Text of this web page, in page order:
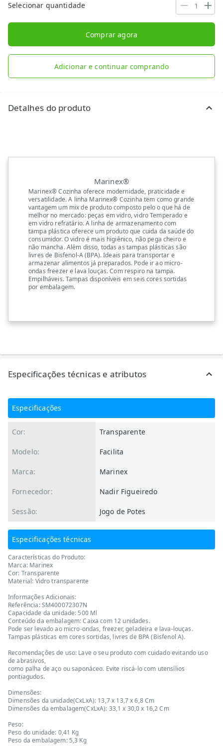
Selecionar quantidade
Comprar agora
Adicionar e continuar comprando
Detalhes do produto
Marinex®
Marinex® Cozinha oferece modernidade, praticidade e
versatilidade. A linha Marinex® Cozinha tem como grande
vantagem um mix de produto composto pelo o que há de
melhor no mercado: peças em vidro, vidro Temperado e
em vidro refratário. A linha de armazenamento com
tampa plástica oferece um produto que cuida da saúde do
consumidor. O vidro é mais higiênico, não pega cheiro e
não mancha. Além disso, todas as tampas plásticas são
livres de Bisfenol-A (BPA). Ideais para transportar e
armazenar alimentos já preparados. Pode ir ao micro-
ondas freezer e lava louças. Com respiro na tampa.
Empilháveis. Tampas disponíveis em seis cores sortidas
por embalagem.
Especificações técnicas e atributos
Especificações
Cor: Transparente
Modelo: Facilita
Marca: Marinex
Fornecedor: Nadir Figueiredo
Sessão: Jogo de Potes
Especificações técnicas
Características do Produto:
Marca: Marinex
Cor: Transparente
Material: Vidro transparente
Informações Adicionais:
Referência: SM400072307N
Capacidade da unidade: 500 Ml
Conteúdo da embalagem: Caixa com 12 unidades.
Pode ser levado ao micro-ondas, freezer, geladeira e lava-louças.
Tampas plásticas em cores sortidas, livres de BPA (Bisfenol A).
Recomendações de uso: Lave o seu produto com cuidado evitando uso
de abrasivos,
como palha de aço ou saponáceo. Evite riscá-lo com utensílios
pontiagudos.
Dimensões:
Dimensões da unidade(CxLxA): 13,7 x 13,7 x 6,8 Cm
Dimensões da embalagem(CxLxA): 33,1 x 30,0 x 16,2 Cm
Peso:
Peso do unidade: 0,41 Kg
Peso da embalagem: 5,3 Kg